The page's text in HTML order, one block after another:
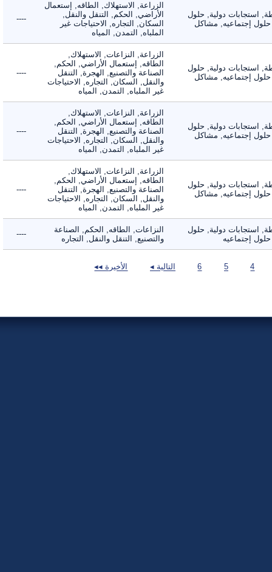
استجابات دولية, حلول
إجتماعيه, مشاكل
الزراعة, الاستهلاك, الطاقه, إستعمال
الأراضي, الحكم, التنقل والنقل,
السكان, التجاره, الاحتياجات غير
الملباه, التمدن, المياه
----
استجابات دولية, حلول
إجتماعيه, مشاكل
الزراعة, النزاعات, الاستهلاك,
الطاقه, إستعمال الأراضي, الحكم,
الصناعة والتصنيع, الهجرة, التنقل
والنقل, السكان, التجاره, الاحتياجات
غير الملباه, التمدن, المياه
----
استجابات دولية, حلول
إجتماعيه, مشاكل
الزراعة, النزاعات, الاستهلاك,
الطاقه, إستعمال الأراضي, الحكم,
الصناعة والتصنيع, الهجرة, التنقل
والنقل, السكان, التجاره, الاحتياجات
غير الملباه, التمدن, المياه
----
استجابات دولية, حلول
إجتماعيه, مشاكل
الزراعة, النزاعات, الاستهلاك,
الطاقه, إستعمال الأراضي, الحكم,
الصناعة والتصنيع, الهجرة, التنقل
والنقل, السكان, التجاره, الاحتياجات
غير الملباه, التمدن, المياه
----
استجابات دولية, حلول
إجتماعيه
النزاعات, الطاقه, الحكم, الصناعة
والتصنيع, التنقل والنقل, التجاره
----
التالية ◂ الأخيرة ◂◂